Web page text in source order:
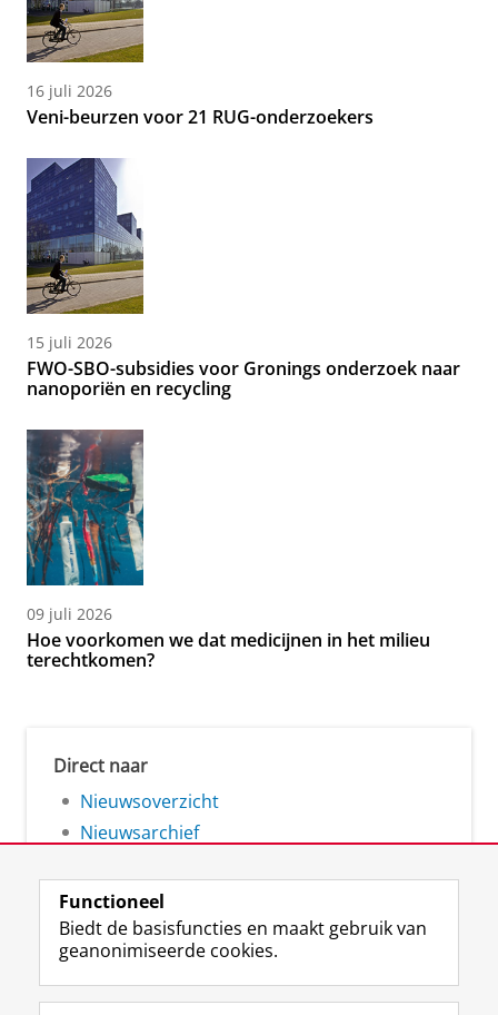
16 juli 2026
Veni-beurzen voor 21 RUG-onderzoekers
15 juli 2026
FWO-SBO-subsidies voor Gronings onderzoek naar
nanoporiën en recycling
09 juli 2026
Hoe voorkomen we dat medicijnen in het milieu
terechtkomen?
Direct naar
Nieuwsoverzicht
Nieuwsarchief
Volg de RUG
F
a
L
i
R
S
I
n
Y
o
Functioneel
Biedt de basisfuncties en maakt gebruik van
geanonimiseerde cookies.